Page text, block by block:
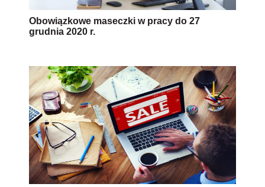
Obowiązkowe maseczki w pracy do 27
grudnia 2020 r.